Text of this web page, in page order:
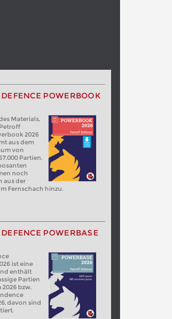
POWERBOOK
Materials,
2026
aus dem
von
Partien.
noch
aus der
Fernschach hinzu.
POWERBASE
ist eine
enthält
Partien
2026 bzw.
davon sind